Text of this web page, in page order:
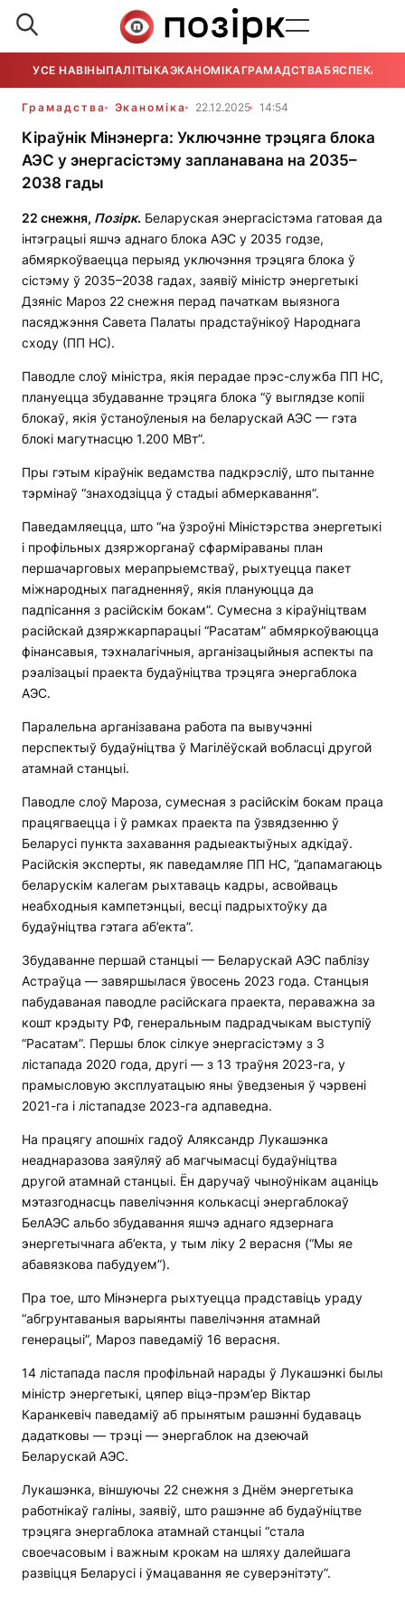
УСЕ НАВІНЫПАЛІТЫКАЭКАНОМІКАГРАМАДСТВАБЯСПЕКА
Грамадства Эканоміка 22.12.2025 14:54
Кіраўнік Мінэнерга: Уключэнне трэцяга блока
АЭС у энергасістэму запланавана на 2035–
2038 гады
22 снежня, Позірк. Беларуская энергасістэма гатовая да
інтэграцыі яшчэ аднаго блока АЭС у 2035 годзе,
абмяркоўваецца перыяд уключэння трэцяга блока ў
сістэму ў 2035–2038 гадах, заявіў міністр энергетыкі
Дзяніс Мароз 22 снежня перад пачаткам выязнога
пасяджэння Савета Палаты прадстаўнікоў Народнага
сходу (ПП НС).
Паводле слоў міністра, якія перадае прэс-служба ПП НС,
плануецца збудаванне трэцяга блока “ў выглядзе копіі
блокаў, якія ўстаноўленыя на беларускай АЭС — гэта
блокі магутнасцю 1.200 МВт”.
Пры гэтым кіраўнік ведамства падкрэсліў, што пытанне
тэрмінаў “знаходзіцца ў стадыі абмеркавання”.
Паведамляецца, што “на ўзроўні Міністэрства энергетыкі
і профільных дзяржорганаў сфарміраваны план
першачарговых мерапрыемстваў, рыхтуецца пакет
міжнародных пагадненняў, якія плануюцца да
падпісання з расійскім бокам”. Сумесна з кіраўніцтвам
расійскай дзяржкарпарацыі “Расатам” абмяркоўваюцца
фінансавыя, тэхналагічныя, арганізацыйныя аспекты па
рэалізацыі праекта будаўніцтва трэцяга энергаблока
АЭС.
Паралельна арганізавана работа па вывучэнні
перспектыў будаўніцтва ў Магілёўскай вобласці другой
атамнай станцыі.
Паводле слоў Мароза, сумесная з расійскім бокам праца
працягваецца і ў рамках праекта па ўзвядзенню ў
Беларусі пункта захавання радыеактыўных адкідаў.
Расійскія эксперты, як паведамляе ПП НС, “дапамагаюць
беларускім калегам рыхтаваць кадры, асвойваць
неабходныя кампетэнцыі, весці падрыхтоўку да
будаўніцтва гэтага аб’екта”.
Збудаванне першай станцыі — Беларускай АЭС паблізу
Астраўца — завяршылася ўвосень 2023 года. Станцыя
пабудаваная паводле расійскага праекта, пераважна за
кошт крэдыту РФ, генеральным падрадчыкам выступіў
“Расатам”. Першы блок сілкуе энергасістэму з 3
лістапада 2020 года, другі — з 13 траўня 2023-га, у
прамысловую эксплуатацыю яны ўведзеныя ў чэрвені
2021-га і лістападзе 2023-га адпаведна.
На працягу апошніх гадоў Аляксандр Лукашэнка
неаднаразова заяўляў аб магчымасці будаўніцтва
другой атамнай станцыі. Ён даручаў чыноўнікам ацаніць
мэтазгоднасць павелічэння колькасці энергаблокаў
БелАЭС альбо збудавання яшчэ аднаго ядзернага
энергетычнага аб’екта, у тым ліку 2 верасня (“Мы яе
абавязкова пабудуем”).
Пра тое, што Мінэнерга рыхтуецца прадставіць ураду
“абгрунтаваныя варыянты павелічэння атамнай
генерацыі”, Мароз паведаміў 16 верасня.
14 лістапада пасля профільнай нарады ў Лукашэнкі былы
міністр энергетыкі, цяпер віцэ-прэм’ер Віктар
Каранкевіч паведаміў аб прынятым рашэнні будаваць
дадатковы — трэці — энергаблок на дзеючай
Беларускай АЭС.
Лукашэнка, віншуючы 22 снежня з Днём энергетыка
работнікаў галіны, заявіў, што рашэнне аб будаўніцтве
трэцяга энергаблока атамнай станцыі “стала
своечасовым і важным крокам на шляху далейшага
развіцця Беларусі і ўмацавання яе суверэнітэту”.